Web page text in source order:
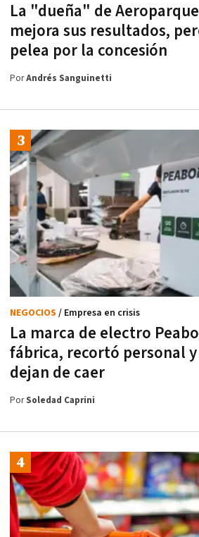
La "dueña" de Aeroparque
mejora sus resultados,
pelea por la concesión
PorAndrés Sanguinetti
La marca de electro
fábrica, recortó personal
dejan de caer
NEGOCIOS / Empresa en crisis
PorSoledad Caprini